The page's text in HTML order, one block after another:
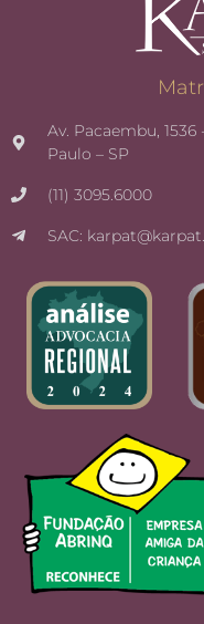
Av. Pacaembu,
Paulo – SP
(11) 3095.6000
SAC: